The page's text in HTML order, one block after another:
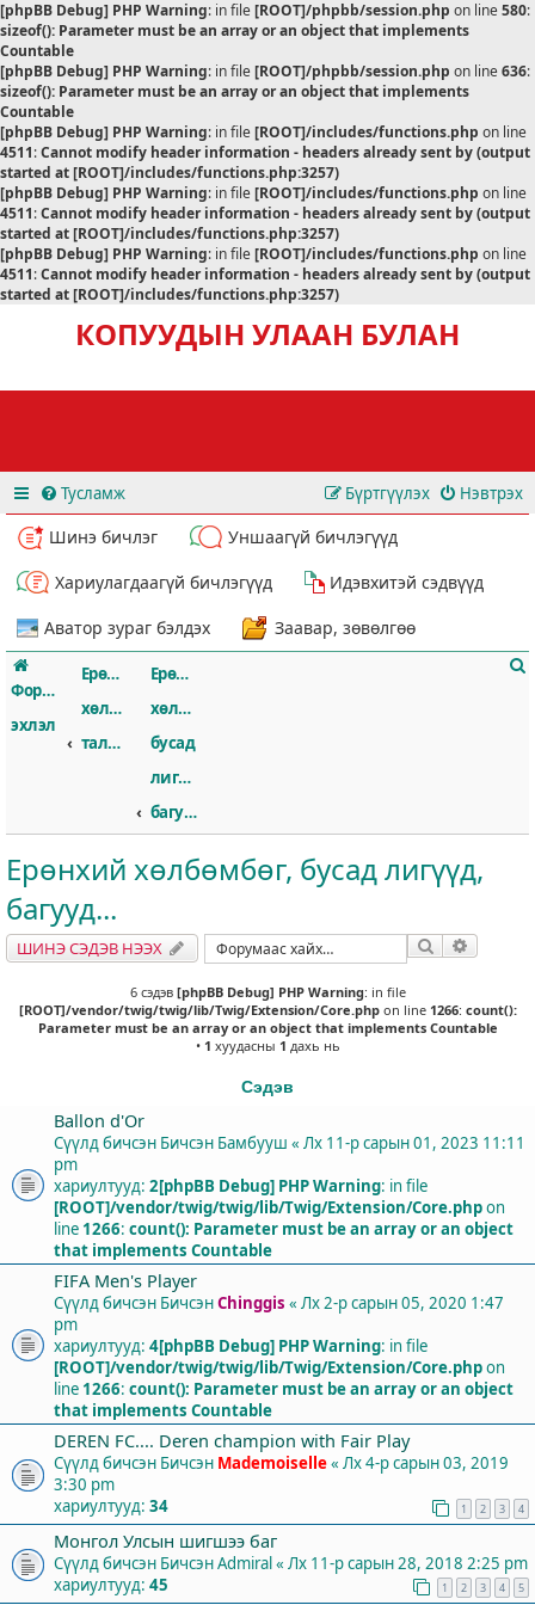
[phpBB Debug] PHP Warning: in file[ROOT]/phpbb/session.php on line580:
sizeof(): Parameter must be an array or an object that implements
Countable
[phpBB Debug] PHP Warning: in file[ROOT]/phpbb/session.php on line636:
sizeof(): Parameter must be an array or an object that implements
Countable
[phpBB Debug] PHP Warning: in file[ROOT]/includes/functions.php on line
4511:Cannot modify header information - headers already sent by (output
started at [ROOT]/includes/functions.php:3257)
[phpBB Debug] PHP Warning: in file[ROOT]/includes/functions.php on line
4511:Cannot modify header information - headers already sent by (output
started at [ROOT]/includes/functions.php:3257)
[phpBB Debug] PHP Warning: in file[ROOT]/includes/functions.php on line
4511:Cannot modify header information - headers already sent by (output
started at [ROOT]/includes/functions.php:3257)
КОПУУДЫН УЛААН БУЛАН
Тусламж Нэвтрэх
Бүртгүүлэх
Шинэ бичлэг
Уншаагүй бичлэгүүд
Хариулагдаагүй бичлэгүүд
Идэвхитэй сэдвүүд
Аватор зураг бэлдэх
Заавар, зөвөлгөө
Форумын
эхлэл
Ерөнхий
хөлбөмбөгийн
талаар
Ерөнхий
хөлбөмбөг,
бусад
лигүүд,
багууд...
Ерөнхий хөлбөмбөг, бусад лигүүд,
багууд...
ШИНЭ СЭДЭВ НЭЭХ Хайлт
6 сэдэв [phpBB Debug] PHP Warning: in file
[ROOT]/vendor/twig/twig/lib/Twig/Extension/Core.phpon line 1266: count():
Parameter must be an array or an object that implements Countable
• 1 хуудасны 1 дахь нь
Сэдэв
Ballon d'Or
Сүүлд бичсэн Бичсэн Бамбууш « Лх 11-р сарын 01, 2023 11:11
pm
хариултууд: 2[phpBB Debug] PHP Warning: in file
[ROOT]/vendor/twig/twig/lib/Twig/Extension/Core.phpon
line 1266: count(): Parameter must be an array or an object
that implements Countable
FIFA Men's Player
Сүүлд бичсэн БичсэнChinggis « Лх 2-р сарын 05, 2020 1:47
pm
хариултууд: 4[phpBB Debug] PHP Warning: in file
[ROOT]/vendor/twig/twig/lib/Twig/Extension/Core.phpon
line 1266: count(): Parameter must be an array or an object
that implements Countable
DEREN FC.... Deren champion with Fair Play
Сүүлд бичсэн Бичсэн Mademoiselle« Лх 4-р сарын 03, 2019
3:30 pm
хариултууд: 34 1 2 3 4
Монгол Улсын шигшээ баг
Сүүлд бичсэн БичсэнAdmiral« Лх 11-р сарын 28, 2018 2:25 pm
хариултууд: 45 1 2 3 4 5